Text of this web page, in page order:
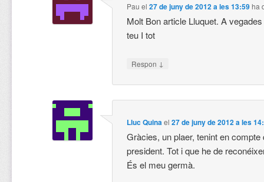
Pau el27 de juny de 2012 a les 13:59ha
Molt Bon article Lluquet. A
teu I tot
Respon ↓
Lluc Quinael27 de juny de 2012 a les
Gràcies, un plaer, tenint en
president. Tot i que he de
És el meu germà.